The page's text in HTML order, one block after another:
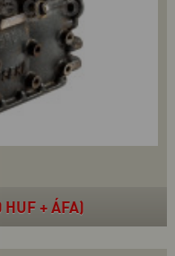
HUF + ÁFA)